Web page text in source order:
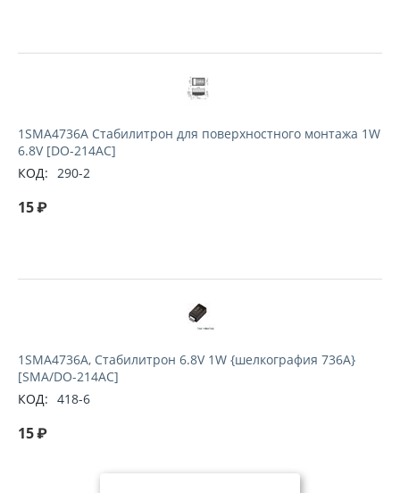
1SMA4736A Стабилитрон для поверхностного монтажа 1W
6.8V [DO-214AC]
КОД: 290-2
15₽
1SMA4736A, Стабилитрон 6.8V 1W {шелкография 736A}
[SMA/DO-214AC]
КОД: 418-6
15₽